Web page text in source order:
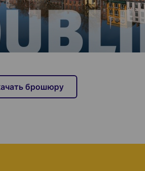
брошюру